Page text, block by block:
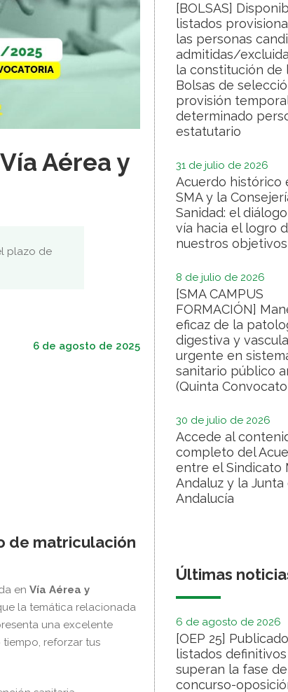
Aérea y
plazo de
6 de agosto de 2025
de matriculación
en Vía Aérea y
la temática relacionada
una excelente
reforzar tus
[BOLSAS]
listados
las personas
admitidas/
la constitución de
Bolsas de
provisión
determinado
estatutario
31 de julio de 2026
Acuerdo histórico
SMA y la
Sanidad: el
vía hacia el logro
nuestros objetivos
8 de julio de 2026
[SMA CAMPUS
FORMACIÓN]
eficaz de la
digestiva y
urgente en
sanitario público
(Quinta
30 de julio de 2026
Accede al
completo del
entre el Sindicato
Andaluz y la Junta
Andalucía
Últimas
6 de agosto de 2026
[OEP 25]
listados
superan la fase de
concurso-